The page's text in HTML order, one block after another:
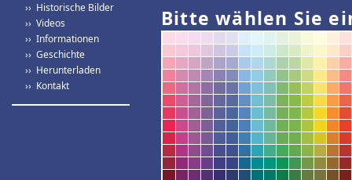
›› Historische Bilder
›› Videos
›› Informationen
›› Geschichte
›› Herunterladen
›› Kontakt
Bitte wählen Sie